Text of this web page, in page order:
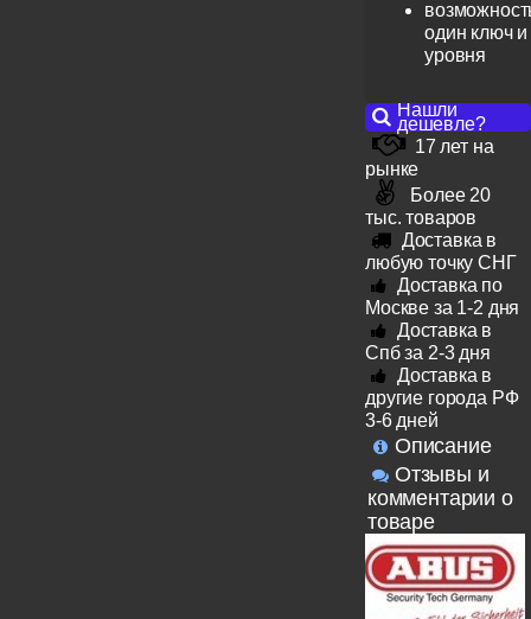
один ключ и
уровня
Нашли
дешевле?
17 лет на
рынке
Более 20
тыс. товаров
Доставка в
любую точку СНГ
Доставка по
Москве за 1-2 дня
Доставка в
Спб за 2-3 дня
Доставка в
другие города РФ
3-6 дней
Описание
Отзывы и
комментарии о
товаре